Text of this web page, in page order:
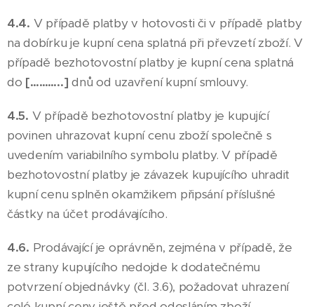
4.4. V případě platby v hotovosti či v případě platby
na dobírku je kupní cena splatná při převzetí zboží. V
případě bezhotovostní platby je kupní cena splatná
do [………..] dnů od uzavření kupní smlouvy.
4.5. V případě bezhotovostní platby je kupující
povinen uhrazovat kupní cenu zboží společně s
uvedením variabilního symbolu platby. V případě
bezhotovostní platby je závazek kupujícího uhradit
kupní cenu splněn okamžikem připsání příslušné
částky na účet prodávajícího.
4.6. Prodávající je oprávněn, zejména v případě, že
ze strany kupujícího nedojde k dodatečnému
potvrzení objednávky (čl. 3.6), požadovat uhrazení